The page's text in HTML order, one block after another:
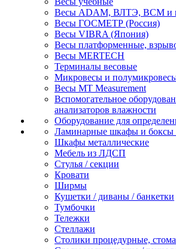
Весы ADAM, ВЛТЭ, BCM и
Весы ГОСМЕТР (Россия)
Весы VIBRA (Япония)
Весы платформенные,
Весы MERTECH
Терминалы весовые
Микровесы и
Весы MT Measurement
Вспомогательное
анализаторов влажности
Оборудование для
Ламинарные шкафы и
Шкафы металлические
Мебель из ЛДСП
Стулья / секции
Кровати
Ширмы
Кушетки / диваны / банкетки
Тумбочки
Тележки
Стеллажи
Столики процедурные,